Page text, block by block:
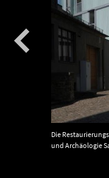
Die
und Archäologie